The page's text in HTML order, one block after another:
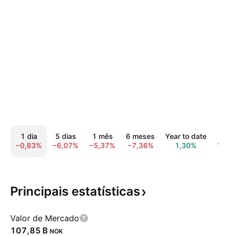
1 dia
−0,83%
5 dias
−6,07%
1 mês
−5,37%
6 meses
−7,36%
Year to date
1,30%
Principais estatísticas
Valor de Mercado
‪107,85 B‬ NOK